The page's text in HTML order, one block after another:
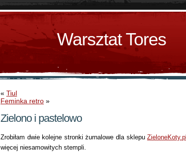
Warsztat Tores
« Tiul
Feminka retro »
Zielono i pastelowo
Zrobiłam dwie kolejne stronki żurnalowe dla sklepuZieloneKoty.pl
więcej niesamowitych stempli.